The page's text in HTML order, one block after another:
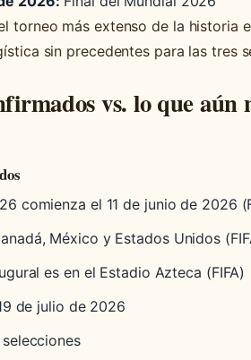
torneo más extenso de la historia
sin precedentes para las tres
vs. lo que aún
comienza el 11 de junio de 2026
México y Estados Unidos
es en el Estadio Azteca (FIFA)
de julio de 2026